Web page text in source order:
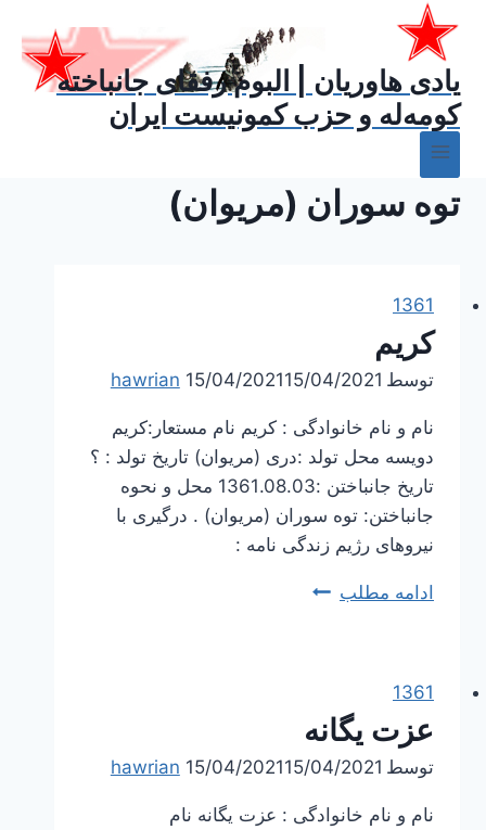
بازگشت
محتوایادی هاوریان | البوم رفقای جانباخته
کومه‌له و حزب کمونیست ایران
توه سوران (مریوان)
1361
کریم
توسط hawrian 15/04/202115/04/2021
نام و نام خانوادگی : کریم نام مستعار:کریم
دویسه محل تولد :دری (مریوان) تاریخ تولد : ؟
تاریخ جانباختن :1361.08.03 محل و نحوه
جانباختن: توه سوران (مریوان) . درگیری با
نیروهای رژیم زندگی نامه :
ادامه مطلب کریم
1361
عزت یگانه
توسط hawrian 15/04/202115/04/2021
نام و نام خانوادگی : عزت یگانه نام